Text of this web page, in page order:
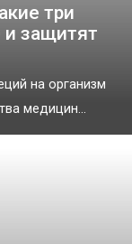
три
и защитят
на организм
медицин...